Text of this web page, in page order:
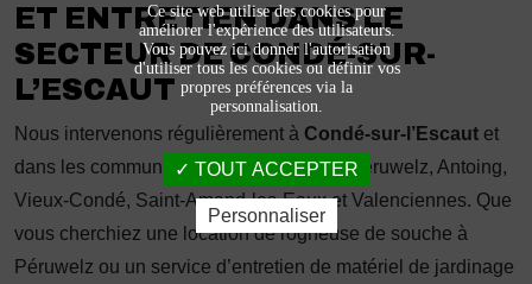
ET ENTRETIEN DANS LE
SECTEUR DE CONDÉ-SUR-
L’ESCAUT
Nous intervenons régulièrement à Condé-sur-l’Escaut et
dans les communes voisines telles que Péruwelz, Antoing,
Vieux-Condé, Saint-Amand-les-Eaux et Valenciennes. Que
vous cherchiez une location de rogneuse de souche à
Péruwelz ou un service d’entretien de matériel de jardinage
Ce site web utilise des cookies pour
améliorer l'expérience des utilisateurs.
Vous pouvez ici donner l'autorisation
d'utiliser tous les cookies ou définir vos
propres préférences via la
personnalisation.
TOUT ACCEPTER
Personnaliser